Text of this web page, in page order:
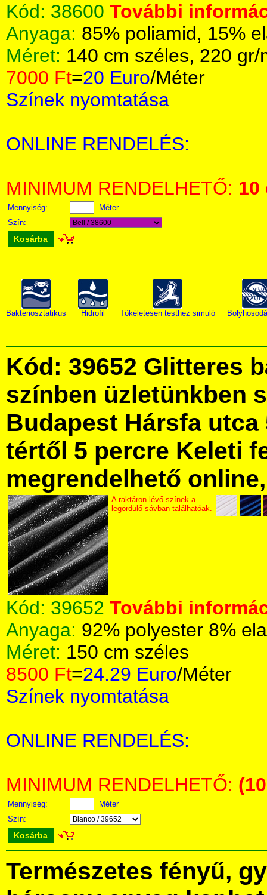
Kód: 38600 További
Anyaga: 85% poliamid, 15%
Méret: 140 cm széles, 220 gr/
7000 Ft=20 Euro/Méter
Színek nyomtatása
ONLINE RENDELÉS:
MINIMUM RENDELHETŐ: 10
Mennyiség:
Méter
Szín:
Kosárba
Bakteriosztatikus Hidrofil Tökéletesen testhez simuló
Kód: 39652 Glitteres
színben üzletünkben
Budapest Hársfa utca
tértől 5 percre Keleti
megrendelhető
A raktáron lévő színek a
legördülő sávban találhatóak.
Kód: 39652 További
Anyaga: 92% polyester 8%
Méret: 150 cm széles
8500 Ft=24.29 Euro/Méter
Színek nyomtatása
ONLINE RENDELÉS:
MINIMUM RENDELHETŐ:
Mennyiség:
Méter
Szín:
Kosárba
Természetes fényű,